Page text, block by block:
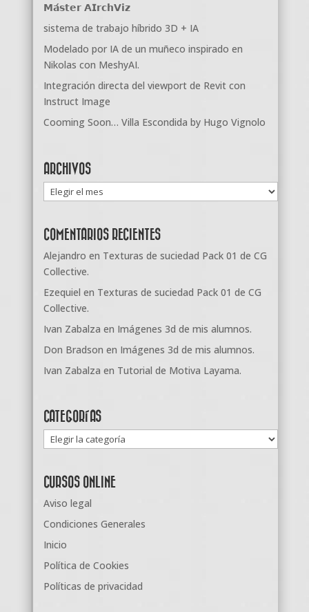
𝗠𝗮́𝘀𝘁𝗲𝗿 𝗔𝗜𝗿𝗰𝗵𝗩𝗶𝘇
sistema de trabajo híbrido 3D + IA
Modelado por IA de un muñeco inspirado en
Nikolas con MeshyAI.
Integración directa del viewport de Revit con
Instruct Image
Cooming Soon… Villa Escondida by Hugo Vignolo
ARCHIVOS
Archivos
COMENTARIOS RECIENTES
Alejandro en Texturas de suciedad Pack 01 de CG
Collective.
Ezequiel en Texturas de suciedad Pack 01 de CG
Collective.
Ivan Zabalza en Imágenes 3d de mis alumnos.
Don Bradson en Imágenes 3d de mis alumnos.
Ivan Zabalza en Tutorial de Motiva Layama.
CATEGORÍAS
Categorías
CURSOS ONLINE
Aviso legal
Condiciones Generales
Inicio
Política de Cookies
Políticas de privacidad